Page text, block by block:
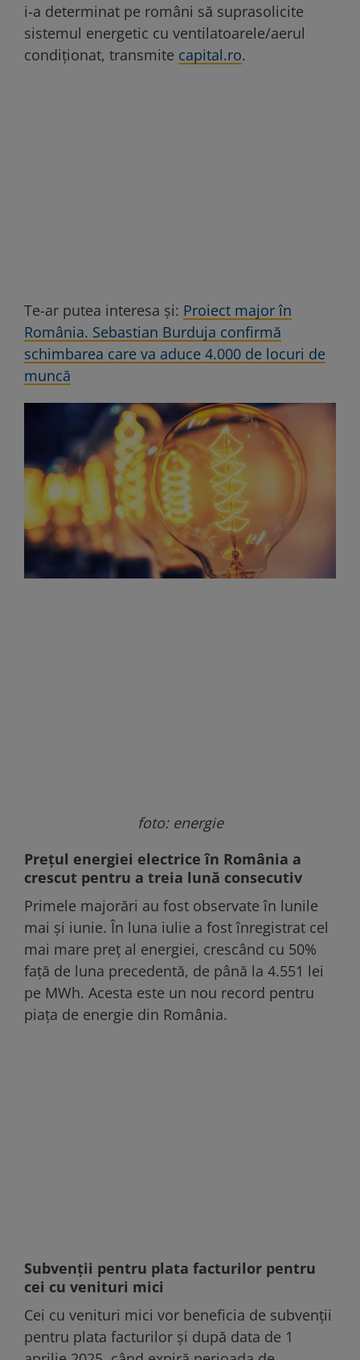
i-a determinat pe români să suprasolicite
sistemul energetic cu ventilatoarele/aerul
condiționat, transmite capital.ro.
Te-ar putea interesa și: Proiect major în
România. Sebastian Burduja confirmă
schimbarea care va aduce 4.000 de locuri de
muncă
foto: energie
Prețul energiei electrice în România a
crescut pentru a treia lună consecutiv
Primele majorări au fost observate în lunile
mai și iunie. În luna iulie a fost înregistrat cel
mai mare preț al energiei, crescând cu 50%
față de luna precedentă, de până la 4.551 lei
pe MWh. Acesta este un nou record pentru
piața de energie din România.
Subvenții pentru plata facturilor pentru
cei cu venituri mici
Cei cu venituri mici vor beneficia de subvenții
pentru plata facturilor și după data de 1